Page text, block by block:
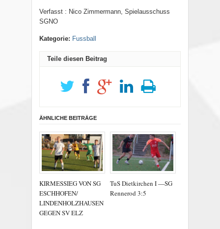
Verfasst : Nico Zimmermann, Spielausschuss
SGNO
Kategorie: Fussball
Teile diesen Beitrag
ÄHNLICHE BEITRÄGE
KIRMESSIEG VON SG
ESCHHOFEN/
LINDENHOLZHAUSEN
GEGEN SV ELZ
TuS Dietkirchen I —SG
Rennerod 3:5